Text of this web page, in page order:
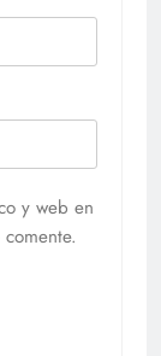
y web en